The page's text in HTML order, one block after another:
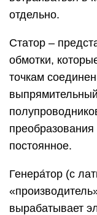
отдельно.
Статор –
обмотки,
точкам
постоянное.
Генера́тор (с
вырабатывает